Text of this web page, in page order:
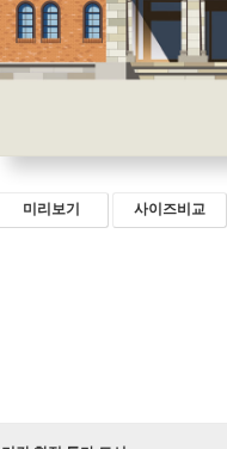
미리보기 사이즈비교